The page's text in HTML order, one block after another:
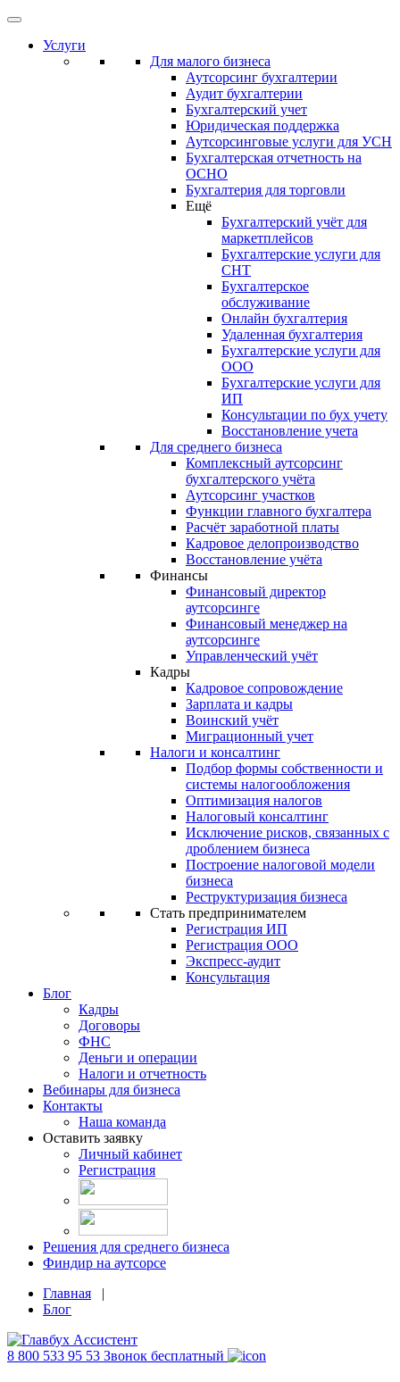
Услуги
Для малого бизнеса
Аутсорсинг бухгалтерии
Аудит бухгалтерии
Бухгалтерский учет
Юридическая поддержка
Аутсорсинговые услуги для УСН
Бухгалтерская отчетность на
ОСНО
Бухгалтерия для торговли
Ещё
Бухгалтерский учёт для
маркетплейсов
Бухгалтерские услуги для
СНТ
Бухгалтерское
обслуживание
Онлайн бухгалтерия
Удаленная бухгалтерия
Бухгалтерские услуги для
ООО
Бухгалтерские услуги для
ИП
Консультации по бух учету
Восстановление учета
Для среднего бизнеса
Комплексный аутсорсинг
бухгалтерского учёта
Аутсорсинг участков
Функции главного бухгалтера
Расчёт заработной платы
Кадровое делопроизводство
Восстановление учёта
Финансы
Финансовый директор
аутсорсинге
Финансовый менеджер на
аутсорсинге
Управленческий учёт
Кадры
Кадровое сопровождение
Зарплата и кадры
Воинский учёт
Миграционный учет
Налоги и консалтинг
Подбор формы собственности и
системы налогообложения
Оптимизация налогов
Налоговый консалтинг
Исключение рисков, связанных с
дроблением бизнеса
Построение налоговой модели
бизнеса
Реструктуризация бизнеса
Стать предпринимателем
Регистрация ИП
Регистрация ООО
Экспресс-аудит
Консультация
Блог
Кадры
Договоры
ФНС
Деньги и операции
Налоги и отчетность
Вебинары для бизнеса
Контакты
Наша команда
Оставить заявку
Личный кабинет
Регистрация
Решения для среднего бизнеса
Финдир на аутсорсе
Главная |
Блог
8 800 533 95 53 Звонок бесплатный